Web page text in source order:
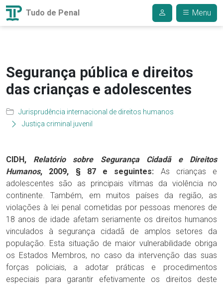
Tudo de Penal Menu
Segurança pública e direitos
das crianças e adolescentes
Jurisprudência internacional de direitos humanos
Justiça criminal juvenil
CIDH, Relatório sobre Segurança Cidadã e Direitos
Humanos, 2009, § 87 e seguintes: As crianças e
adolescentes são as principais vítimas da violência no
continente. Também, em muitos países da região, as
violações à lei penal cometidas por pessoas menores de
18 anos de idade afetam seriamente os direitos humanos
vinculados à segurança cidadã de amplos setores da
população. Esta situação de maior vulnerabilidade obriga
os Estados Membros, no caso da intervenção das suas
forças policiais, a adotar práticas e procedimentos
especiais para garantir efetivamente os direitos deste